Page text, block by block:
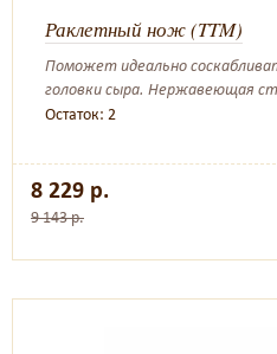
Раклетный нож (TTM)
Поможет идеально
головки сыра. Нержавеющая
Остаток: 2
8 229 р.
9 143 р.